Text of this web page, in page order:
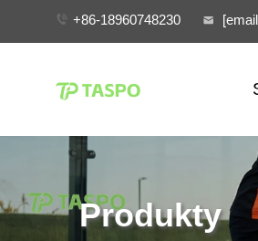
+86-18960748230
Produkty